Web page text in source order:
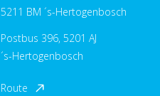
5211 BM ´s-Hertogenbosch
Postbus 396, 5201 AJ
´s-Hertogenbosch
Route